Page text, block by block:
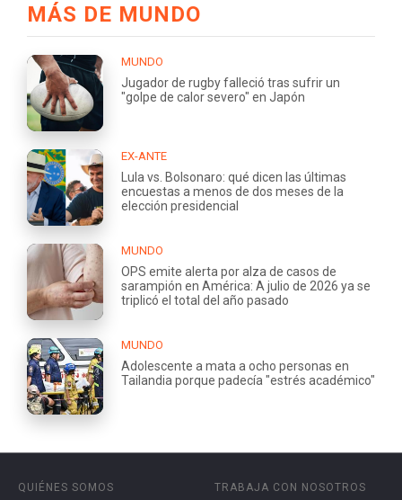
MÁS DE MUNDO
MUNDO
Jugador de rugby falleció tras sufrir un
"golpe de calor severo" en Japón
EX-ANTE
Lula vs. Bolsonaro: qué dicen las últimas
encuestas a menos de dos meses de la
elección presidencial
MUNDO
OPS emite alerta por alza de casos de
sarampión en América: A julio de 2026 ya se
triplicó el total del año pasado
MUNDO
Adolescente a mata a ocho personas en
Tailandia porque padecía "estrés académico"
QUIÉNES SOMOS
TRABAJA CON NOSOTROS